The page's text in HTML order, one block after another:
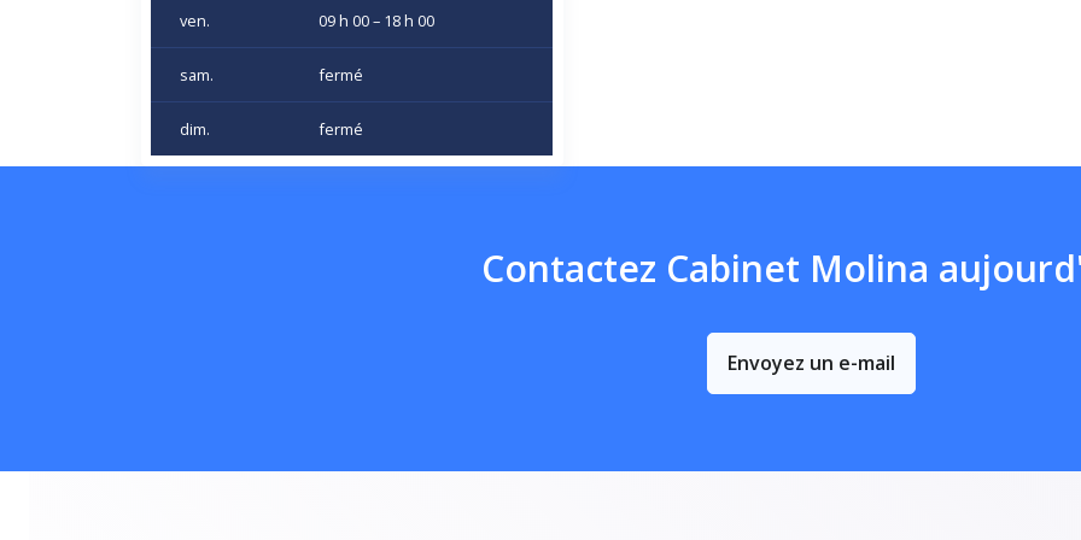
ven. 09 h 00 – 18 h 00
sam. fermé
dim. fermé
Contactez Cabinet Molina
Envoyez un e-mail